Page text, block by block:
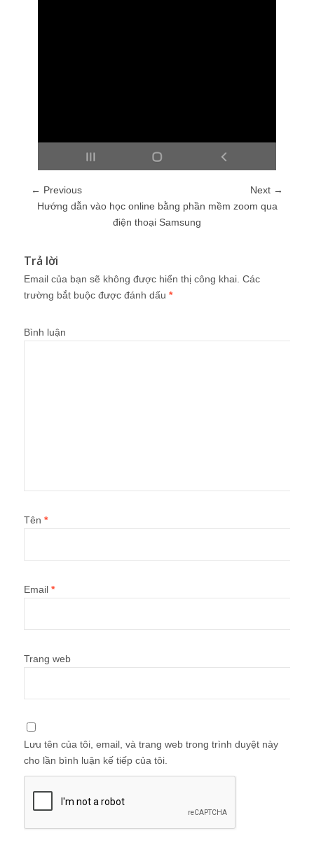
← Previous
Next →
Hướng dẫn vào học online bằng phần mềm zoom qua
điện thoại Samsung
Trả lời
Email của bạn sẽ không được hiển thị công khai. Các
trường bắt buộc được đánh dấu *
Bình luận
Tên *
Email *
Trang web
Lưu tên của tôi, email, và trang web trong trình duyệt này
cho lần bình luận kế tiếp của tôi.